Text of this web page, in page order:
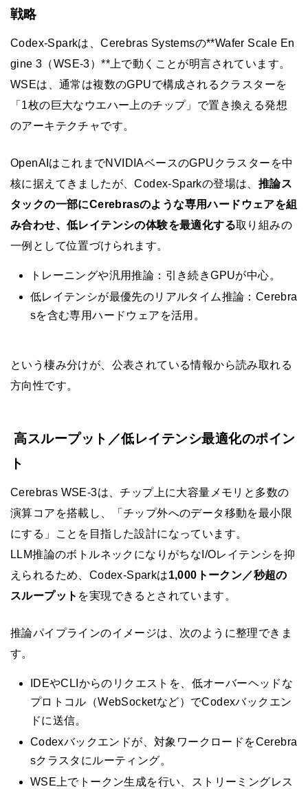
戦略
Codex-Sparkは、Cerebras Systemsの**Wafer Scale En
gine 3（WSE-3）**上で動くことが明言されています。
WSEは、通常は複数のGPUで構成されるクラスターを
「1枚の巨大なウエハー上のチップ」で置き換える発想
のアーキテクチャです。
OpenAIはこれまでNVIDIAベースのGPUクラスターを中
核に据えてきましたが、Codex-Sparkの登場は、 推論ス
タックの一部にCerebrasのような専用ハードウェアを組
み合わせ、低レイテンシの体験を最適化する取り組みの
一例として位置づけられます。
トレーニングや汎用推論：引き続きGPUが中心。
低レイテンシが最優先のリアルタイム推論：Cerebra
sを含む専用ハードウェアを活用。
という棲み分けが、公表されている情報から読み取れる
方向性です。
高スループット／低レイテンシ最適化のポイン
ト
Cerebras WSE-3は、チップ上に大容量メモリと多数の
演算コアを搭載し、「チップ外へのデータ移動を最小限
にする」ことを目指した設計になっています。
LLM推論のボトルネックになりがちなI/Oレイテンシを抑
えられるため、Codex-Sparkは1,000トークン／秒超の
スループット を実現できるとされています。
推論パイプラインのイメージは、次のように整理できま
す。
IDEやCLIからのリクエストを、低オーバーヘッドな
プロトコル（WebSocketなど）でCodexバックエン
ドに送信。
Codexバックエンドが、対象ワークロードをCerebra
sクラスタにルーティング。
WSE上でトークン生成を行い、ストリーミングレス